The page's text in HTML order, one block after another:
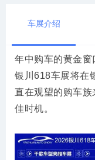
车展介绍
年中购车的黄金
银川618车展将在
直在观望的购车
佳时机。